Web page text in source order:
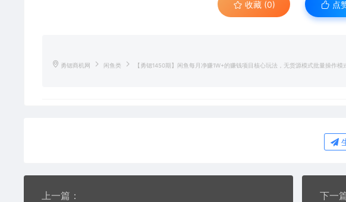
收藏 (0) 点
勇锶商机网 闲鱼类 【勇锶1450期】闲鱼每月净赚1W+的赚钱项目核心玩法，无货源模式批量操作模
上一篇：
下一